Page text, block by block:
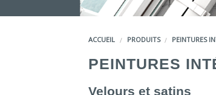
ACCUEIL PRODUITS PEINTURES
PEINTURES
Velours et satins